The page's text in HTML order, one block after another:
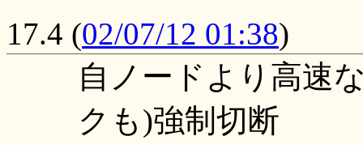
17.4 (02/07/12 01:38)
自ノードより高速
クも)強制切断